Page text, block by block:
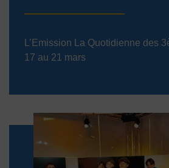
L’Emission La Quotidienne des
17 au 21 mars